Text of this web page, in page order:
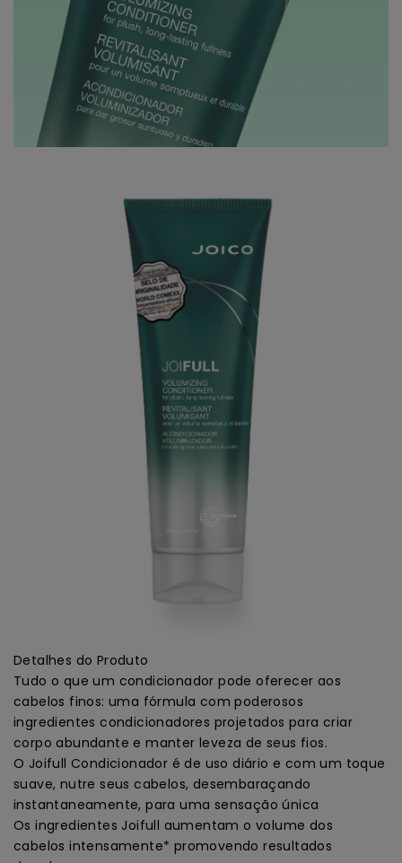
Detalhes do Produto
Tudo o que um condicionador pode oferecer aos
cabelos finos: uma fórmula com poderosos
ingredientes condicionadores projetados para criar
corpo abundante e manter leveza de seus fios.
O Joifull Condicionador é de uso diário e com um toque
suave, nutre seus cabelos, desembaraçando
instantaneamente, para uma sensação única
Os ingredientes Joifull aumentam o volume dos
cabelos intensamente* promovendo resultados